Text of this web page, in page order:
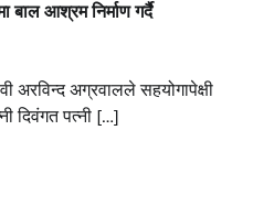
बाल आश्रम निर्माण गर्दै
अरविन्द अग्रवालले सहयोगापेक्षी
दिवंगत पत्नी […]